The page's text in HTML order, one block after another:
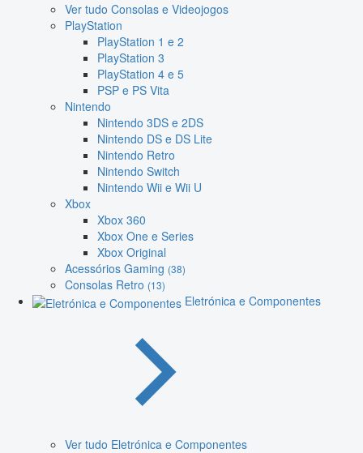
Ver tudo Consolas e Videojogos
PlayStation
PlayStation 1 e 2
PlayStation 3
PlayStation 4 e 5
PSP e PS Vita
Nintendo
Nintendo 3DS e 2DS
Nintendo DS e DS Lite
Nintendo Retro
Nintendo Switch
Nintendo Wii e Wii U
Xbox
Xbox 360
Xbox One e Series
Xbox Original
Acessórios Gaming (38)
Consolas Retro (13)
Eletrónica e Componentes
Ver tudo Eletrónica e Componentes